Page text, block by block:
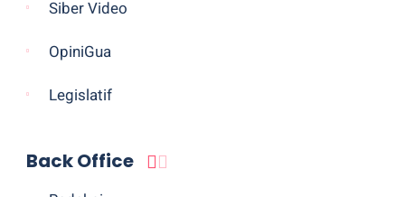
Siber Video
OpiniGua
Legislatif
Back Office